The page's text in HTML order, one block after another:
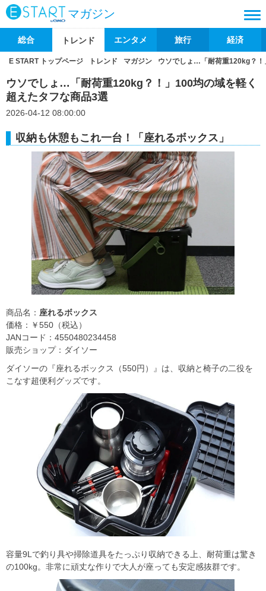
マガジン
総合 トレンド エンタメ 旅行 経済
E START トップページ トレンド マガジン ウソでしょ…「耐荷重120kg？
ウソでしょ…「耐荷重120kg？！」100均の域を軽く
超えたタフな商品3選
2026-04-12 08:00:00
収納も休憩もこれ一台！「座れるボックス」
商品名： 座れるボックス
価格：￥550（税込）
JANコード：4550480234458
販売ショップ：ダイソー
ダイソーの『座れるボックス（550円）』は、収納と椅子の二役を
こなす超便利グッズです。
容量9Lで釣り具や掃除道具をたっぷり収納できる上、耐荷重は驚き
の100kg。非常に頑丈な作りで大人が座っても安定感抜群です。